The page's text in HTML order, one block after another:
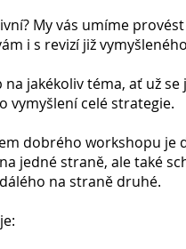
My vás umíme
i s revizí již
jakékoliv téma, ať už se
vymyšlení celé strategie.
dobrého workshopu je
jedné straně, ale také
na straně druhé.